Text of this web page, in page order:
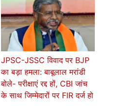
JPSC-JSSC विवाद पर BJP
का बड़ा हमला: बाबूलाल मरांडी
बोले- परीक्षाएं रद्द हों, CBI जांच
के साथ जिम्मेदारों पर FIR दर्ज हो